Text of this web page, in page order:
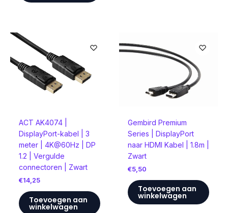
ACT AK4074 |
DisplayPort-kabel | 3
meter | 4K@60Hz | DP
1.2 | Vergulde
connectoren | Zwart
€14,25
Toevoegen aan
winkelwagen
Gembird Premium
Series | DisplayPort
naar HDMI Kabel | 1.8m |
Zwart
€5,50
Toevoegen aan
winkelwagen